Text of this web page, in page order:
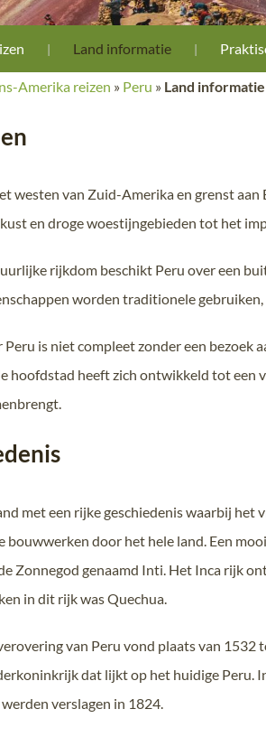
Land informatie
Amerika reizen » Peru » Land informatie
westen van Zuid-Amerika en grenst
en droge woestijngebieden tot het
rijkdom beschikt Peru over een
worden traditionele
Peru is niet compleet zonder een bezoek
hoofdstad heeft zich ontwikkeld tot een
met een rijke geschiedenis waarbij
bouwwerken door het hele land. Een
Zonnegod genaamd Inti. Het Inca rijk
in dit rijk was Quechua.
van Peru vond plaats van
dat lijkt op het huidige Peru.
verslagen in 1824.